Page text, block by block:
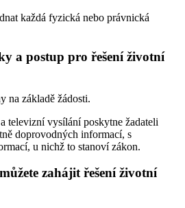
každá fyzická nebo právnická
a postup pro řešení životní
na základě žádosti.
televizní vysílání poskytne žadateli
doprovodných informací, s
u nichž to stanoví zákon.
zahájit řešení životní